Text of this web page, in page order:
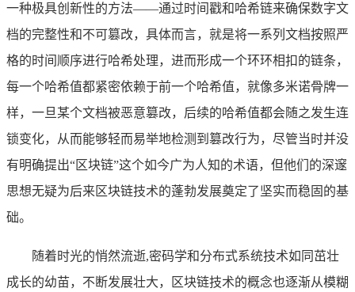
一种极具创新性的方法——通过时间戳和哈希链来确保数字文
档的完整性和不可篡改，具体而言，就是将一系列文档按照严
格的时间顺序进行哈希处理，进而形成一个环环相扣的链条，
每一个哈希值都紧密依赖于前一个哈希值，就像多米诺骨牌一
样，一旦某个文档被恶意篡改，后续的哈希值都会随之发生连
锁变化，从而能够轻而易举地检测到篡改行为，尽管当时并没
有明确提出“区块链”这个如今广为人知的术语，但他们的深邃
思想无疑为后来区块链技术的蓬勃发展奠定了坚实而稳固的基
础。
随着时光的悄然流逝,密码学和分布式系统技术如同茁壮
成长的幼苗，不断发展壮大，区块链技术的概念也逐渐从模糊